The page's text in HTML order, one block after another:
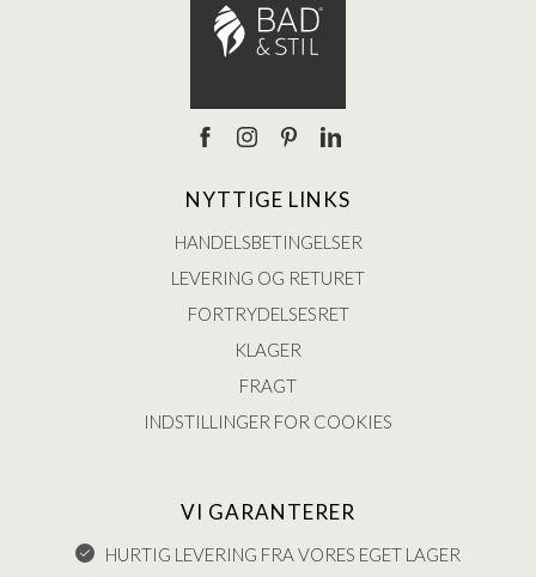
NYTTIGE LINKS
HANDELSBETINGELSER
LEVERING OG RETURET
FORTRYDELSESRET
KLAGER
FRAGT
INDSTILLINGER FOR COOKIES
VI GARANTERER
HURTIG LEVERING FRA VORES EGET LAGER